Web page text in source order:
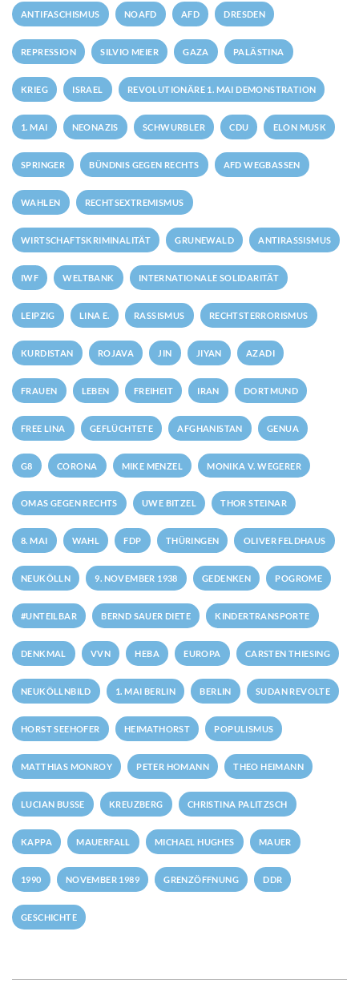
ANTIFASCHISMUS NOAFD AFD DRESDEN
REPRESSION SILVIO MEIER GAZA PALÄSTINA
KRIEG ISRAEL REVOLUTIONÄRE 1. MAI DEMONSTRATION
1. MAI NEONAZIS SCHWURBLER CDU ELON MUSK
SPRINGER BÜNDNIS GEGEN RECHTS AFD WEGBASSEN
WAHLEN RECHTSEXTREMISMUS
WIRTSCHAFTSKRIMINALITÄT GRUNEWALD ANTIRASSISMUS
IWF WELTBANK INTERNATIONALE SOLIDARITÄT
LEIPZIG LINA E. RASSISMUS RECHTSTERRORISMUS
KURDISTAN ROJAVA JIN JIYAN AZADI
FRAUEN LEBEN FREIHEIT IRAN DORTMUND
FREE LINA GEFLÜCHTETE AFGHANISTAN GENUA
G8 CORONA MIKE MENZEL MONIKA V. WEGERER
OMAS GEGEN RECHTS UWE BITZEL THOR STEINAR
8. MAI WAHL FDP THÜRINGEN OLIVER FELDHAUS
NEUKÖLLN 9. NOVEMBER 1938 GEDENKEN POGROME
#UNTEILBAR BERND SAUER DIETE KINDERTRANSPORTE
DENKMAL VVN HEBA EUROPA CARSTEN THIESING
NEUKÖLLNBILD 1. MAI BERLIN BERLIN SUDAN REVOLTE
HORST SEEHOFER HEIMATHORST POPULISMUS
MATTHIAS MONROY PETER HOMANN THEO HEIMANN
LUCIAN BUSSE KREUZBERG CHRISTINA PALITZSCH
KAPPA MAUERFALL MICHAEL HUGHES MAUER
1990 NOVEMBER 1989 GRENZÖFFNUNG DDR
GESCHICHTE